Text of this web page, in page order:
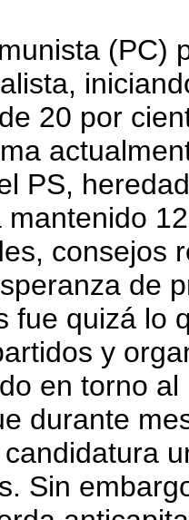
(PC)
20 por
PS,
mantenido
consejos
de
fue quizá lo
y
en torno
durante
Sin